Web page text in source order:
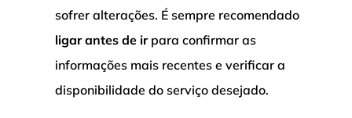
sofrer alterações. É sempre recomendado
ligar antes de irpara confirmar as
informações mais recentes e verificar a
disponibilidade do serviço desejado.